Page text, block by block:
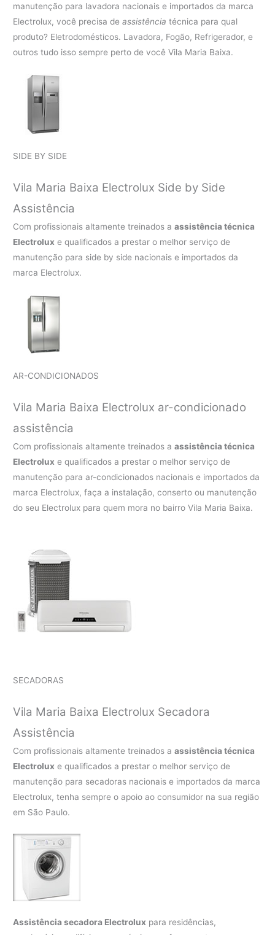
manutenção para lavadora nacionais e importados da marca
Electrolux, você precisa deassistência técnica para qual
produto? Eletrodomésticos. Lavadora, Fogão, Refrigerador, e
outros tudo isso sempre perto de você Vila Maria Baixa.
SIDE BY SIDE
Vila Maria Baixa Electrolux Side by Side
Assistência
Com profissionais altamente treinados aassistência técnica
Electrolux e qualificados a prestar o melhor serviço de
manutenção para side by side nacionais e importados da
marca Electrolux.
AR-CONDICIONADOS
Vila Maria Baixa Electrolux ar-condicionado
assistência
Com profissionais altamente treinados aassistência técnica
Electrolux e qualificados a prestar o melhor serviço de
manutenção para ar-condicionados nacionais e importados da
marca Electrolux, faça a instalação, conserto ou manutenção
do seu Electrolux para quem mora no bairro Vila Maria Baixa.
SECADORAS
Vila Maria Baixa Electrolux Secadora
Assistência
Com profissionais altamente treinados aassistência técnica
Electrolux e qualificados a prestar o melhor serviço de
manutenção para secadoras nacionais e importados da marca
Electrolux, tenha sempre o apoio ao consumidor na sua região
em São Paulo.
Assistência secadora Electrolux para residências,